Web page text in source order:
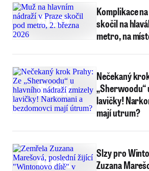
Komplikace
skočil na
metro, na
Nečekaný
„Sherwoodu“
lavičky!
mají utrum?
Slzy pro
Zuzana